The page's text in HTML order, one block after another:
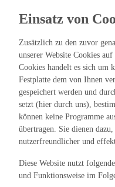
Einsatz von
Zusätzlich zu den zuvor
unserer Website Cookies
Cookies handelt es sich um
Festplatte dem von Ihnen
gespeichert werden und
setzt (hier durch uns),
können keine Programme
übertragen. Sie dienen
nutzerfreundlicher und
Diese Website nutzt
und Funktionsweise im